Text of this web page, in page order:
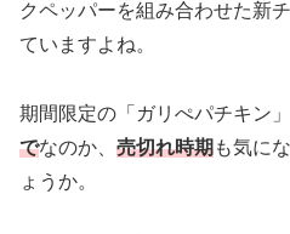
クペッパーを組み合わせた新
ていますよね。
期間限定の「ガリぺパチキン」
でなのか、 売切れ時期も気に
ょうか。